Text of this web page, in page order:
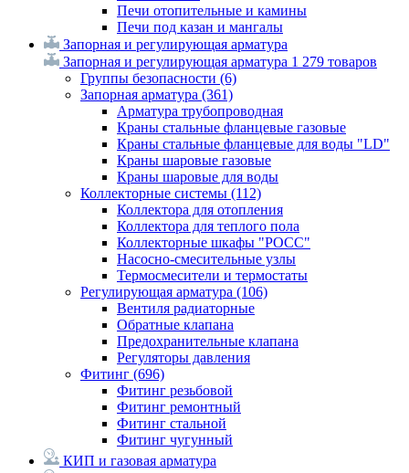
Печи отопительные и камины
Печи под казан и мангалы
Запорная и регулирующая арматура
Запорная и регулирующая арматура 1 279 товаров
Группы безопасности (6)
Запорная арматура (361)
Арматура трубопроводная
Краны стальные фланцевые газовые
Краны стальные фланцевые для воды "LD"
Краны шаровые газовые
Краны шаровые для воды
Коллекторные системы (112)
Коллектора для отопления
Коллектора для теплого пола
Коллекторные шкафы "РОСС"
Насосно-смесительные узлы
Термосмесители и термостаты
Регулирующая арматура (106)
Вентиля радиаторные
Обратные клапана
Предохранительные клапана
Регуляторы давления
Фитинг (696)
Фитинг резьбовой
Фитинг ремонтный
Фитинг стальной
Фитинг чугунный
КИП и газовая арматура